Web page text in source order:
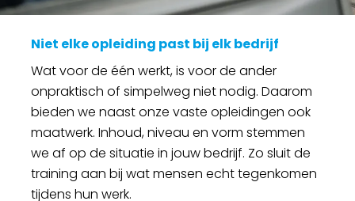
Niet elke opleiding past bij elk bedrijf
Wat voor de één werkt, is voor de ander
onpraktisch of simpelweg niet nodig. Daarom
bieden we naast onze vaste opleidingen ook
maatwerk. Inhoud, niveau en vorm stemmen
we af op de situatie in jouw bedrijf. Zo sluit de
training aan bij wat mensen echt tegenkomen
tijdens hun werk.